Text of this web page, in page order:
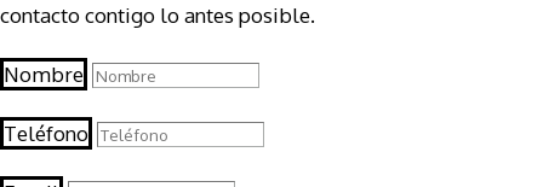
contacto contigo lo antes posible.
Nombre
Teléfono